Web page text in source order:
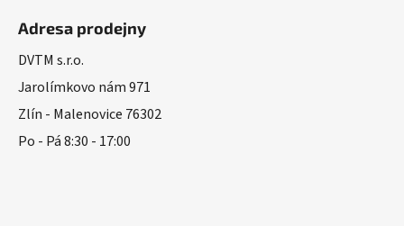
Adresa prodejny
DVTM s.r.o.
Jarolímkovo nám 971
Zlín - Malenovice 76302
Po - Pá 8:30 - 17:00